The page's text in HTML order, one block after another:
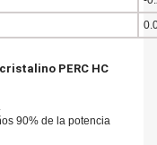
PERC HC
90% de la potencia